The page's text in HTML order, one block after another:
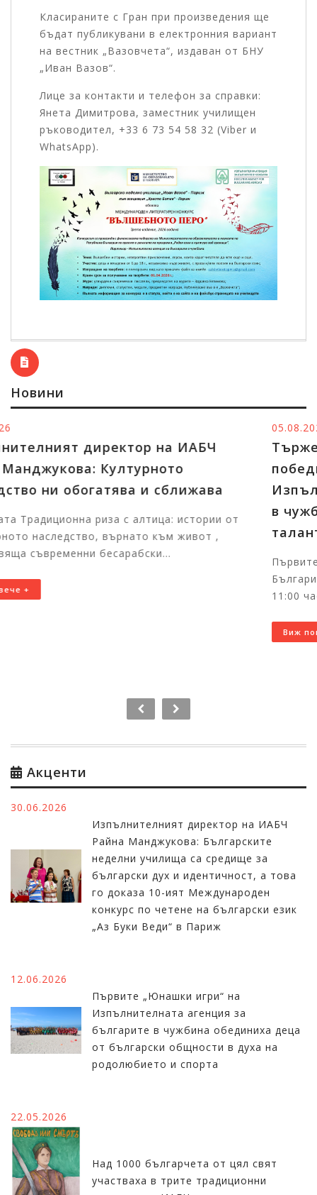
Класираните с Гран при произведения ще
бъдат публикувани в електронния вариант
на вестник „Вазовчета“, издаван от БНУ
„Иван Вазов“.
Лице за контакти и телефон за справки:
Янета Димитрова, заместник училищен
ръководител, +33 6 73 54 58 32 (Viber и
WhatsApp).
Новини
Тържественото награждаване на
победителите в конкурсите на
Изпълнителната агенция за българите
талантливи български деца от цял свят
Първите отличени участници вече пристигнаха в
България за церемонията На 7 август 2026 г. от
11:00 часа в Националния дворец на децата щ...
Акценти
30.06.2026
Изпълнителният директор на ИАБЧ
Райна Манджукова: Българските
неделни училища са средище за
български дух и идентичност, а това
го доказа 10-ият Международен
конкурс по четене на български език
„Аз Буки Веди“ в Париж
12.06.2026
Първите „Юнашки игри“ на
Изпълнителната агенция за
българите в чужбина обединиха деца
от български общности в духа на
родолюбието и спорта
22.05.2026
Над 1000 българчета от цял свят
участваха в трите традиционни